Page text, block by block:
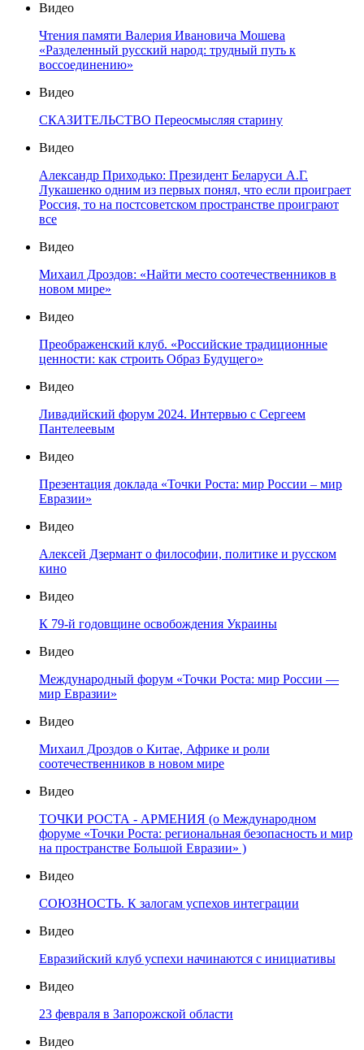
Видео
Чтения памяти Валерия Ивановича Мошева
«Разделенный русский народ: трудный путь к
воссоединению»
Видео
СКАЗИТЕЛЬСТВО Переосмысляя старину
Видео
Александр Приходько: Президент Беларуси А.Г.
Лукашенко одним из первых понял, что если проиграет
Россия, то на постсоветском пространстве проиграют
все
Видео
Михаил Дроздов: «Найти место соотечественников в
новом мире»
Видео
Преображенский клуб. «Российские традиционные
ценности: как строить Образ Будущего»
Видео
Ливадийский форум 2024. Интервью с Сергеем
Пантелеевым
Видео
Презентация доклада «Точки Роста: мир России – мир
Евразии»
Видео
Алексей Дзермант о философии, политике и русском
кино
Видео
К 79-й годовщине освобождения Украины
Видео
Международный форум «Точки Роста: мир России —
мир Евразии»
Видео
Михаил Дроздов о Китае, Африке и роли
соотечественников в новом мире
Видео
ТОЧКИ РОСТА - АРМЕНИЯ (о Международном
форуме «Точки Роста: региональная безопасность и мир
на пространстве Большой Евразии» )
Видео
СОЮЗНОСТЬ. К залогам успехов интеграции
Видео
Евразийский клуб успехи начинаются с инициативы
Видео
23 февраля в Запорожской области
Видео